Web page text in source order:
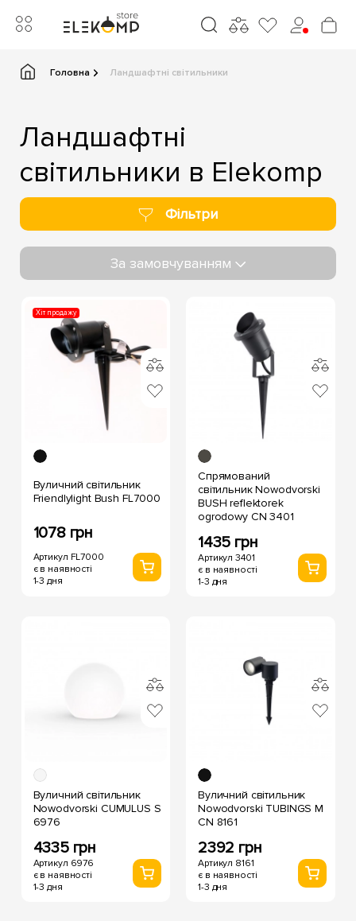
Головна Ландшафтні світильники
Ландшафтні
світильники в Elekomp
Фільтри
За замовчуванням
Хіт продажу
Вуличний світильник
Friendlylight Bush FL7000
1078 грн
Артикул FL7000
є в наявності
1-3 дня
Спрямований
світильник Nowodvorski
BUSH reflektorek
ogrodowy CN 3401
1435 грн
Артикул 3401
є в наявності
1-3 дня
Вуличний світильник
Nowodvorski CUMULUS S
6976
4335 грн
Артикул 6976
є в наявності
1-3 дня
Вуличний світильник
Nowodvorski TUBINGS M
CN 8161
2392 грн
Артикул 8161
є в наявності
1-3 дня